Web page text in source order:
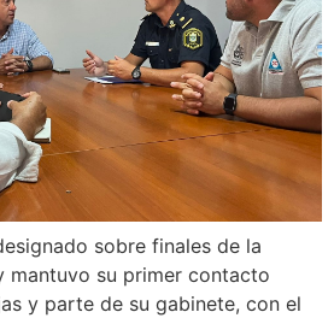
sobre finales de la
mantuvo su primer contacto
y parte de su gabinete, con el